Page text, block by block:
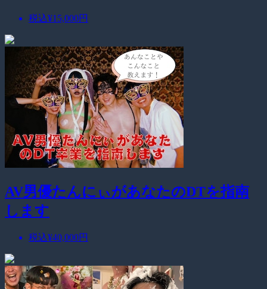
税込¥15,000円
AV男優たんにぃがあなたのDTを指南
します
税込¥40,000円